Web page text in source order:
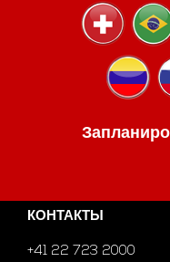
КОНТАКТЫ
+41 22 723 2000